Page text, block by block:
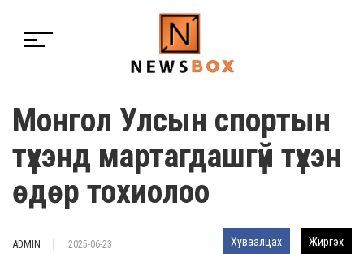
Монгол Улсын спортын
түүхэнд мартагдашгүй түүхэн
өдөр тохиолоо
ADMIN 2025-06-23 Хуваалцах Жиргэх